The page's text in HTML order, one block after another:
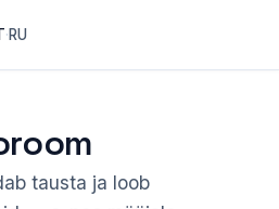
·RU
tausta ja loob